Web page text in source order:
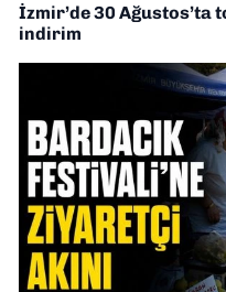
İzmir’de 30 Ağustos’ta
indirim